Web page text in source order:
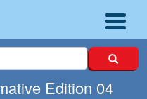
Edition 04